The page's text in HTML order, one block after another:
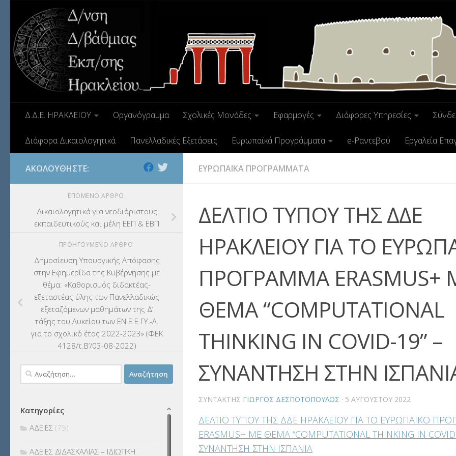
Δ.Δ.Ε. ΗΡΑΚΛΕΙΟΥ Οργανόγραμμα Σχολικές Μονάδες Εφαρμογές Διάφορες Υπηρεσίες
Διάφορα Δικαιολογητικά Πανελλαδικές Εξετάσεις Ευρωπαϊκά Προγράμματα e-Ραντεβού Εργαλεία
ΕΥΡΩΠΑΪΚΑ ΠΡΟΓΡΑΜΜΑΤΑ
ΔΕΛΤΙΟ ΤΥΠΟΥ ΤΗΣ ΔΔΕ
ΗΡΑΚΛΕΙΟΥ ΓΙΑ ΤΟ
ΠΡΟΓΡΑΜΜΑ ERASMUS+
ΘΕΜΑ “COMPUTATIONAL
THINKING IN COVID-19” –
ΣΥΝΑΝΤΗΣΗ ΣΤΗΝ
ΣΥΝΤΆΚΤΗΣ ΓΙΏΡΓΟΣ ΔΕΣΠΟΤΌΠΟΥΛΟΣ · 5 ΑΥΓΟΎΣΤΟΥ 2022
ΔΕΛΤΙΟ ΤΥΠΟΥ ΤΗΣ ΔΔΕ ΗΡΑΚΛΕΙΟΥ ΓΙΑ ΤΟ ΕΥΡΩΠΑΪΚΟ
ERASMUS+ ΜΕ ΘΕΜΑ “COMPUTATIONAL THINKING IN
ΣΥΝΑΝΤΗΣΗ ΣΤΗΝ ΙΣΠΑΝΙΑ
ΑΚΟΛΟΥΘΉΣΤΕ:
ΕΠΌΜΕΝΟ ΆΡΘΡΟ
Δικαιολογητικά για νεοδιόριστους
εκπαιδευτικούς και μέλη ΕΕΠ & ΕΒΠ
ΠΡΟΗΓΟΎΜΕΝΟ ΆΡΘΡΟ
Δημοσίευση Υπουργικής Απόφασης
στην Εφημερίδα της Κυβέρνησης με
θέμα: «Καθορισμός διδακτέας-
εξεταστέας ύλης των Πανελλαδικώς
εξεταζόμενων μαθημάτων της Δ’
τάξης του Λυκείου των ΕΝ.Ε.Ε.ΓΥ.-Λ.
για το σχολικό έτος 2022-2023» (ΦΕΚ
4128/τ.Β’/03-08-2022)
Αναζήτηση
για:
Κατηγορίες
ΑΔΕΙΕΣ (75)
ΑΔΕΙΕΣ ΔΙΔΑΣΚΑΛΙΑΣ – ΙΔΙΩΤΙΚΗ